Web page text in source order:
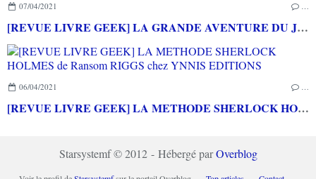
07/04/2021 …
[REVUE LIVRE GEEK] LA GRANDE AVENTURE DU JEU DE ROLE chez YNNIS EDITIONS
06/04/2021 …
[REVUE LIVRE GEEK] LA METHODE SHERLOCK HOLMES de Ransom RIGGS chez YNNIS EDITIONS
Starsystemf © 2012 - Hébergé parOverblog